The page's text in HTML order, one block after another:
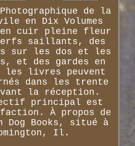
de la
en Dix Volumes
cuir pleine fleur
saillants, des
sur les dos et les
et des gardes en
les livres peuvent
dans les trente
la réception.
principal est
À propos de
Dog Books, situé à
Il.